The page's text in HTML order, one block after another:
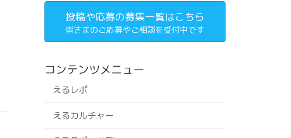
投稿や応募の募集一覧はこちら
皆さまのご応募やご相談を受付中です
コンテンツメニュー
えるレポ
えるカルチャー